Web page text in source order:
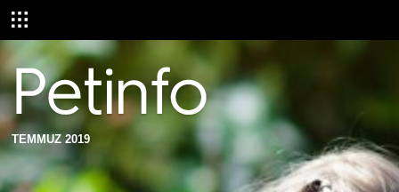
TEMMUZ 2019